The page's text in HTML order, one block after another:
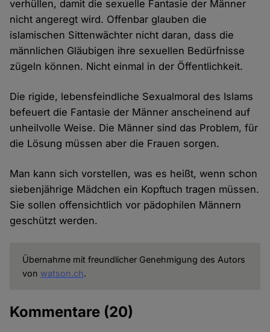
verhüllen, damit die sexuelle Fantasie der Männer
nicht angeregt wird. Offenbar glauben die
islamischen Sittenwächter nicht daran, dass die
männlichen Gläubigen ihre sexuellen Bedürfnisse
zügeln können. Nicht einmal in der Öffentlichkeit.
Die rigide, lebensfeindliche Sexualmoral des Islams
befeuert die Fantasie der Männer anscheinend auf
unheilvolle Weise. Die Männer sind das Problem, für
die Lösung müssen aber die Frauen sorgen.
Man kann sich vorstellen, was es heißt, wenn schon
siebenjährige Mädchen ein Kopftuch tragen müssen.
Sie sollen offensichtlich vor pädophilen Männern
geschützt werden.
Übernahme mit freundlicher Genehmigung des Autors
von watson.ch.
Kommentare (20)